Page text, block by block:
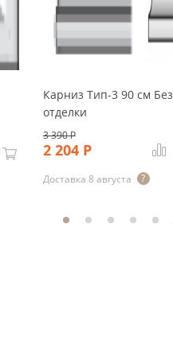
Карниз Тип-3 90 см Без
отделки
3 390Р
2 204Р
Доставка 8 августа